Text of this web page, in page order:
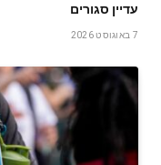
עדיין סגורים
7 באוגוסט 2026